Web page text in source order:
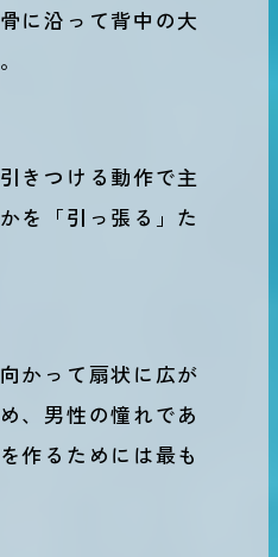
に沿って背中の大
きつける動作で主
を「引っ張る」た
かって扇状に広が
、男性の憧れであ
作るためには最も